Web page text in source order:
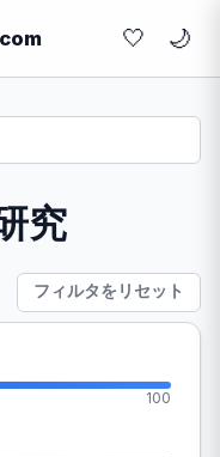
🤍
究
フィルタをリセット
100